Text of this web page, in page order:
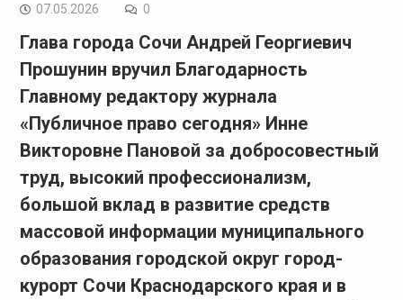
07.05.2026 0
Глава города Сочи Андрей Георгиевич
Прошунин вручил Благодарность
Главному редактору журнала
«Публичное право сегодня» Инне
Викторовне Пановой за добросовестный
труд, высокий профессионализм,
большой вклад в развитие средств
массовой информации муниципального
образования городской округ город-
курорт Сочи Краснодарского края и в